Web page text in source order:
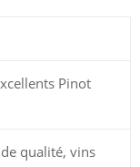
Pinot
qualité, vins